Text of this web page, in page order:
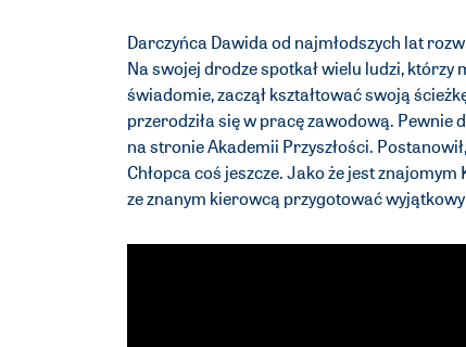
Darczyńca Dawida od najmłodszych lat
Na swojej drodze spotkał wielu ludzi,
świadomie, zaczął kształtować swoją
przerodziła się w pracę zawodową. Pewnie
na stronie Akademii Przyszłości.
Chłopca coś jeszcze. Jako że jest
ze znanym kierowcą przygotować